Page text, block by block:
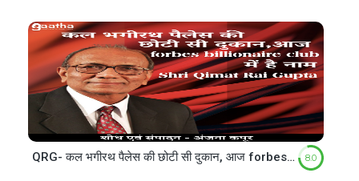
QRG- कल भगीरथ पैलेस की छोटी सी दुकान, आज forbes billionaire club में है नाम 8.0